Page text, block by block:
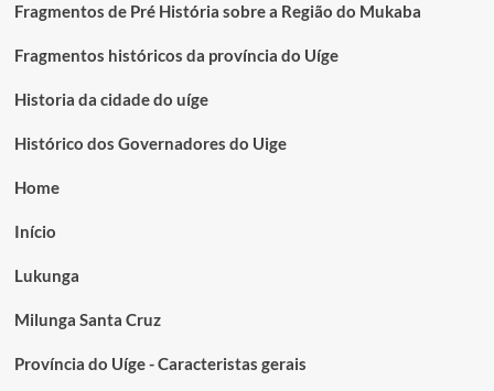
Fragmentos de Pré História sobre a Região do Mukaba
Fragmentos históricos da província do Uíge
Historia da cidade do uíge
Histórico dos Governadores do Uige
Home
Início
Lukunga
Milunga Santa Cruz
Província do Uíge - Caracteristas gerais